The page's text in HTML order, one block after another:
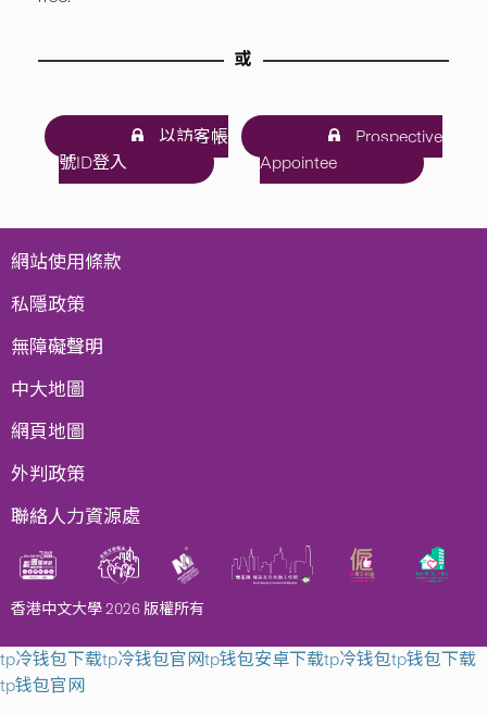
或
以訪客帳
號ID登入
Prospective
Appointee
網站使用條款
私隱政策
無障礙聲明
中大地圖
網頁地圖
外判政策
聯絡人力資源處
香港中文大學 2026 版權所有
tp冷钱包下载tp冷钱包官网tp钱包安卓下载tp冷钱包tp钱包下载
tp钱包官网